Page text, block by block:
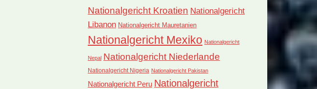
Nationalgericht Kroatien Nationalgericht
Libanon Nationalgericht Mauretanien
Nationalgericht Mexiko Nationalgericht
Nepal Nationalgericht Niederlande
Nationalgericht Nigeria Nationalgericht Pakistan
Nationalgericht Peru Nationalgericht